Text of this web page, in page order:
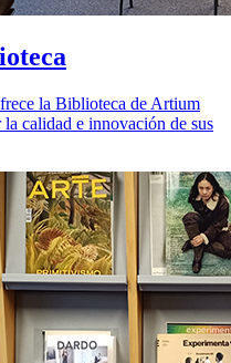
la Biblioteca de Artium
calidad e innovación de sus